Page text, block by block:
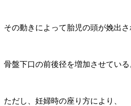
その動きによって胎児の頭が娩出さ
骨盤下口の前後径を増加させている
ただし、妊婦時の座り方により、